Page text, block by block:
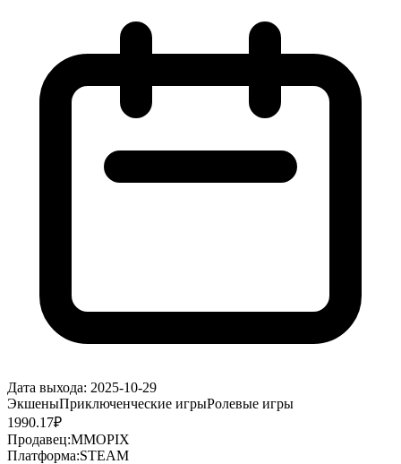
Дата выхода: 2025-10-29
ЭкшеныПриключенческие игрыРолевые игры
1990.17₽
Продавец:MMOPIX
Платформа:STEAM